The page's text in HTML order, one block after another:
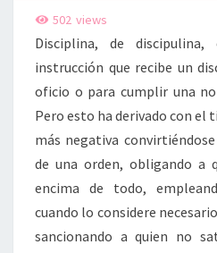
502 views
Disciplina, de
instrucción que recibe un
oficio o para cumplir una
Pero esto ha derivado con el
más negativa
de una orden, obligando a
encima de todo,
cuando lo considere
sancionando a quien no